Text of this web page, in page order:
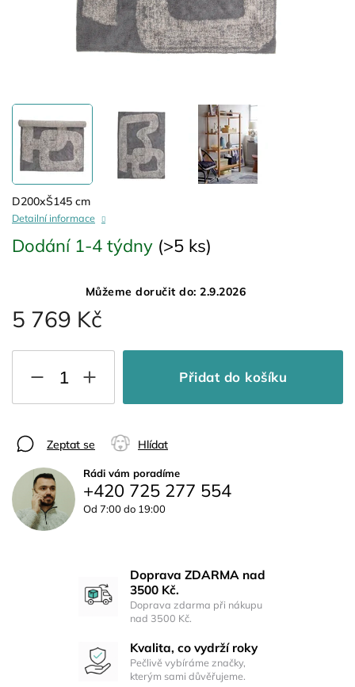
5 769 Kč
Dodání 1-4 týdny (>5 ks)
Můžeme doručit do: 2.9.2026
Přidat do košíku
D200xŠ145 cm
Detailní informace
Zeptat se Hlídat
Rádi vám poradíme
+420 725 277 554
Od 7:00 do 19:00
Doprava ZDARMA nad
3500 Kč.
Doprava zdarma při nákupu
nad 3500 Kč.
Kvalita, co vydrží roky
Pečlivě vybíráme značky,
kterým sami důvěřujeme.